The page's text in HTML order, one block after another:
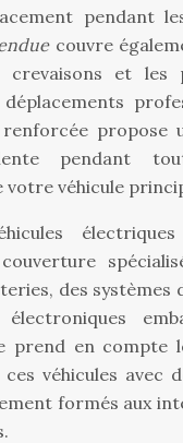
pendant
couvre
crevaisons et les
propose
pendant
votre véhicule
des systèmes
prend en compte
véhicules avec
formés aux